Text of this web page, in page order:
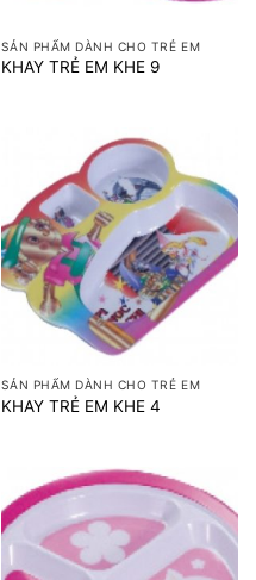
SẢN PHẨM DÀNH CHO TRẺ EM
KHAY TRẺ EM KHE 9
SẢN PHẨM DÀNH CHO TRẺ EM
KHAY TRẺ EM KHE 4